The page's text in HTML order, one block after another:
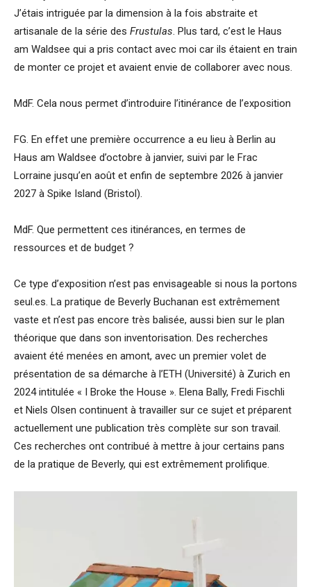
J’étais intriguée par la dimension à la fois abstraite et
artisanale de la série des Frustulas . Plus tard, c’est le Haus
am Waldsee qui a pris contact avec moi car ils étaient en train
de monter ce projet et avaient envie de collaborer avec nous.
MdF. Cela nous permet d’introduire l’itinérance de l’exposition
FG. En effet une première occurrence a eu lieu à Berlin au
Haus am Waldsee d’octobre à janvier, suivi par le Frac
Lorraine jusqu’en août et enfin de septembre 2026 à janvier
2027 à Spike Island (Bristol).
MdF. Que permettent ces itinérances, en termes de
ressources et de budget ?
Ce type d’exposition n’est pas envisageable si nous la portons
seul.es. La pratique de Beverly Buchanan est extrêmement
vaste et n’est pas encore très balisée, aussi bien sur le plan
théorique que dans son inventorisation. Des recherches
avaient été menées en amont, avec un premier volet de
présentation de sa démarche à l’ETH (Université) à Zurich en
2024 intitulée « I Broke the House ». Elena Bally, Fredi Fischli
et Niels Olsen continuent à travailler sur ce sujet et préparent
actuellement une publication très complète sur son travail.
Ces recherches ont contribué à mettre à jour certains pans
de la pratique de Beverly, qui est extrêmement prolifique.